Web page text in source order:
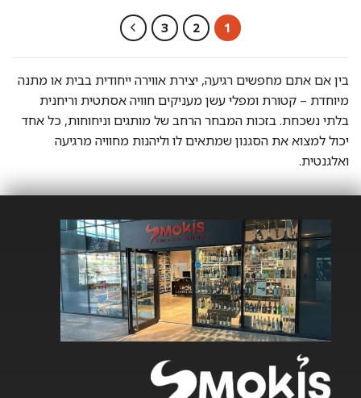
1
2
3
בין אם אתם מחפשים רגיעה, יצירת אווירה ייחודית בבית או מתנה
מיוחדת – קטורת ומפלי עשן מעניקים חוויה אסתטית וריחנית
בלתי נשכחת. בזכות המבחר הרחב של מותגים וניחוחות, כל אחד
יכול למצוא את הסגנון שמתאים לו וליהנות מחוויה מרגיעה
ואלגנטית.